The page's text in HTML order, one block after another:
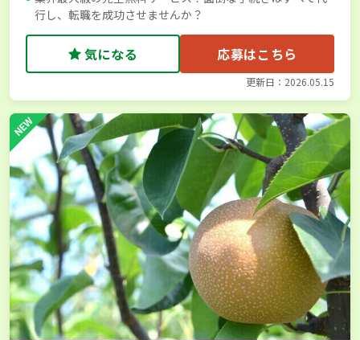
行し、転職を成功させませんか？
気になる 応募はこちら
更新日：2026.05.15
NEW